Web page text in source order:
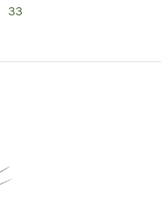
33